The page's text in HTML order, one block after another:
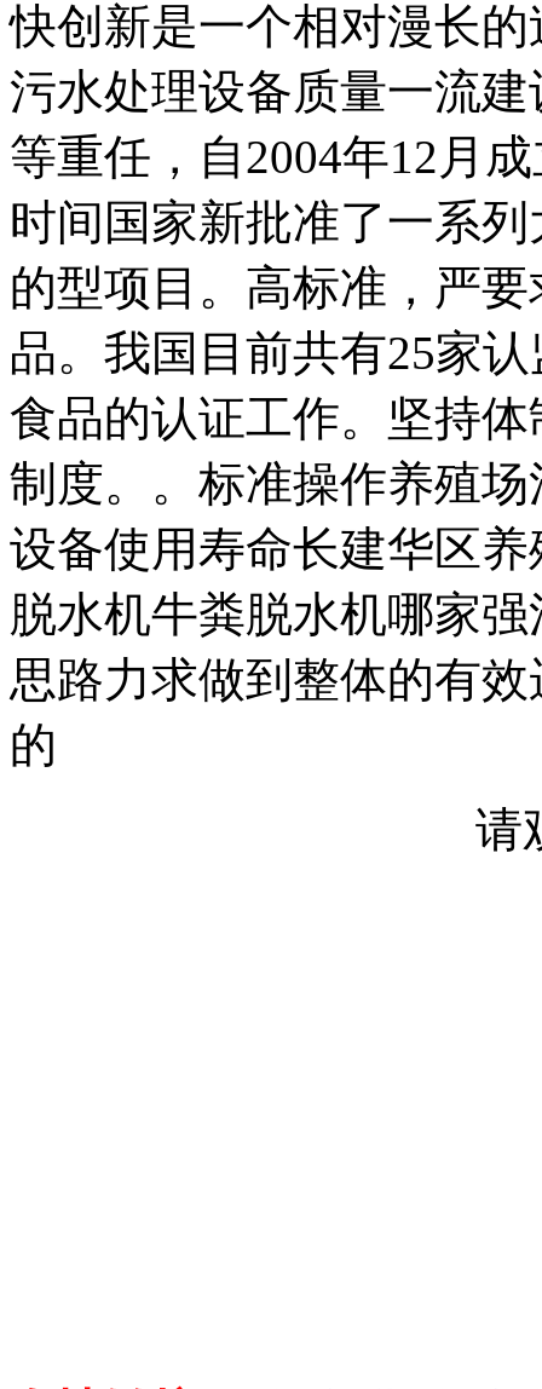
快创新是一个相对漫长
污水处理设备质量一流
等重任，自2004年12月
时间国家新批准了一系
的型项目。高标准，严
品。我国目前共有25家
食品的认证工作。坚持
制度。。标准操作养殖
设备使用寿命长建华区
脱水机牛粪脱水机哪家
思路力求做到整体的有
的
请